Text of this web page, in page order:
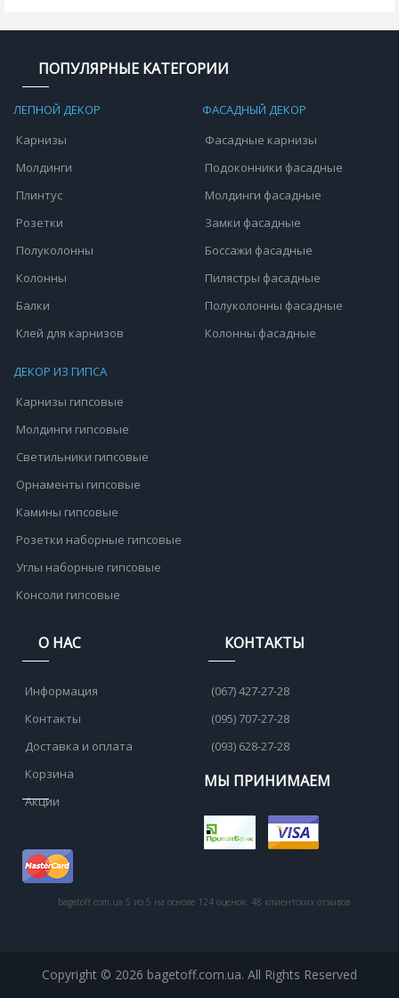
ПОПУЛЯРНЫЕ КАТЕГОРИИ
ЛЕПНОЙ ДЕКОР
Карнизы
Молдинги
Плинтус
Розетки
Полуколонны
Колонны
Балки
Клей для карнизов
ФАСАДНЫЙ ДЕКОР
Фасадные карнизы
Подоконники фасадные
Молдинги фасадные
Замки фасадные
Боссажи фасадные
Пилястры фасадные
Полуколонны фасадные
Колонны фасадные
ДЕКОР ИЗ ГИПСА
Карнизы гипсовые
Молдинги гипсовые
Светильники гипсовые
Орнаменты гипсовые
Камины гипсовые
Розетки наборные гипсовые
Углы наборные гипсовые
Консоли гипсовые
О НАС
Информация
Контакты
Доставка и оплата
Корзина
Акции
КОНТАКТЫ
(067) 427-27-28
(095) 707-27-28
(093) 628-27-28
МЫ ПРИНИМАЕМ
bagetoff.com.ua 5 из 5 на основе 124 оценок. 48 клиентских отзывов
Copyright © 2026 bagetoff.com.ua. All Rights Reserved